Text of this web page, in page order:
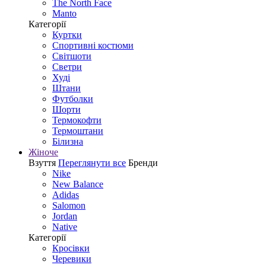
The North Face
Manto
Категорії
Куртки
Спортивні костюми
Світшоти
Светри
Худі
Штани
Футболки
Шорти
Термокофти
Термоштани
Білизна
Жіноче
Взуття Переглянути все Бренди
Nike
New Balance
Adidas
Salomon
Jordan
Native
Категорії
Кросівки
Черевики